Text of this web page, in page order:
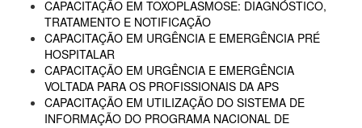
CAPACITAÇÃO EM TOXOPLASMOSE: DIAGNÓSTICO,
TRATAMENTO E NOTIFICAÇÃO
CAPACITAÇÃO EM URGÊNCIA E EMERGÊNCIA PRÉ
HOSPITALAR
CAPACITAÇÃO EM URGÊNCIA E EMERGÊNCIA
VOLTADA PARA OS PROFISSIONAIS DA APS
CAPACITAÇÃO EM UTILIZAÇÃO DO SISTEMA DE
INFORMAÇÃO DO PROGRAMA NACIONAL DE